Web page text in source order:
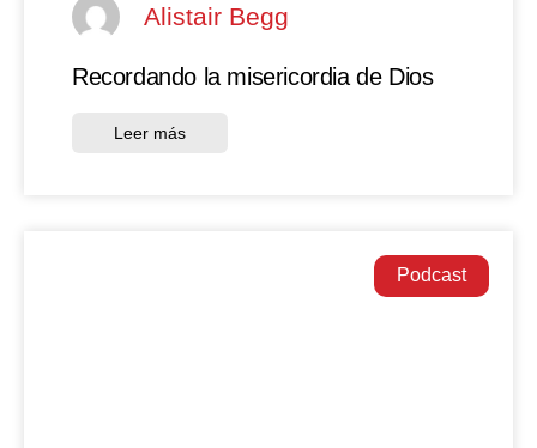
Alistair Begg
Recordando la misericordia de Dios
Leer más
Podcast